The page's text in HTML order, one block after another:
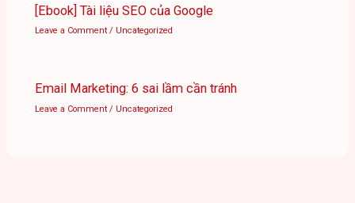
[Ebook] Tài liệu SEO của Google
Leave a Comment / Uncategorized
Email Marketing: 6 sai lầm cần tránh
Leave a Comment / Uncategorized